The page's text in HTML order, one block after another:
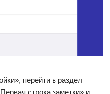
перейти в раздел
строка заметки» и